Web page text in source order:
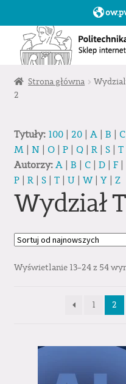
Przejdź
do
nawigacji
Przejdź
do
treści
Start
Moje konto
Obserwowane
Sklep dla jednostek PW »
Strona główna
2
Tytuły: 100| 20| A| B C
M| N| O| P| Q| R| S| T|
Autorzy: A| B C| D| F|
P| R| S| T| U W| Y| Z
Wydział
Wyświetlanie 13–24 z 54
1 2